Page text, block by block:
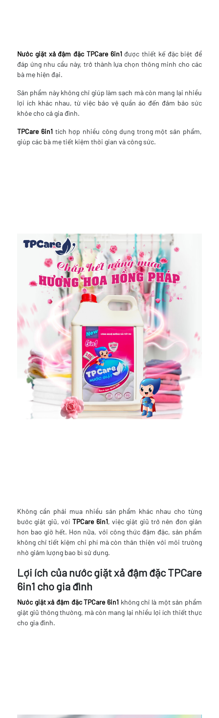
Nước giặt xả đậm đặc TPCare 6in1được thiết kế đặc biệt để
đáp ứng nhu cầu này, trở thành lựa chọn thông minh cho các
bà mẹ hiện đại.
Sản phẩm này không chỉ giúp làm sạch mà còn mang lại nhiều
lợi ích khác nhau, từ việc bảo vệ quần áo đến đảm bảo sức
khỏe cho cả gia đình.
TPCare 6in1tích hợp nhiều công dụng trong một sản phẩm,
giúp các bà mẹ tiết kiệm thời gian và công sức.
Không cần phải mua nhiều sản phẩm khác nhau cho từng
bước giặt giũ, vớiTPCare 6in1, việc giặt giũ trở nên đơn giản
hơn bao giờ hết. Hơn nữa, với công thức đậm đặc, sản phẩm
không chỉ tiết kiệm chi phí mà còn thân thiện với môi trường
nhờ giảm lượng bao bì sử dụng.
Lợi ích của nước giặt xả đậm đặc TPCare
6in1 cho gia đình
Nước giặt xả đậm đặc TPCare 6in1 không chỉ là một sản phẩm
giặt giũ thông thường, mà còn mang lại nhiều lợi ích thiết thực
cho gia đình.